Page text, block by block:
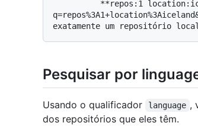
Pesquisar por
Usando o qualificador language ,
dos repositórios que eles têm.